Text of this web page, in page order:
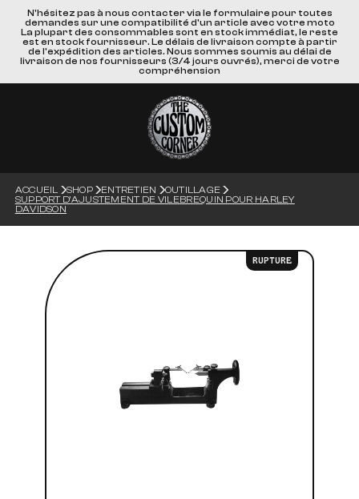
N'hésitez pas à nous contacter via le formulaire pour toutes
demandes sur une compatibilité d'un article avec votre moto
La plupart des consommables sont en stock immédiat, le reste
est en stock fournisseur. Le délais de livraison compte à partir
de l'expédition des articles. Nous sommes soumis au délai de
livraison de nos fournisseurs (3/4 jours ouvrés), merci de votre
compréhension
ACCUEIL SHOP ENTRETIEN
OUTILLAGE
SUPPORT D'AJUSTEMENT DE VILEBREQUIN POUR HARLEY
DAVIDSON
RUPTURE